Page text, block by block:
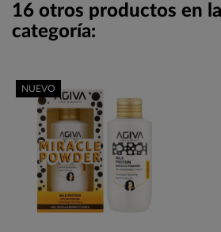
16 otros productos en
categoría:
NUEVO